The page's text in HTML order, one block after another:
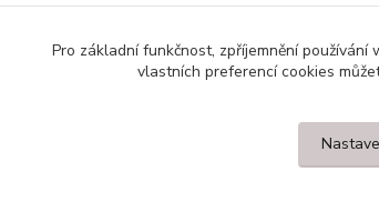
Pro základní funkčnost, zpříjemnění
vlastních preferencí cookies